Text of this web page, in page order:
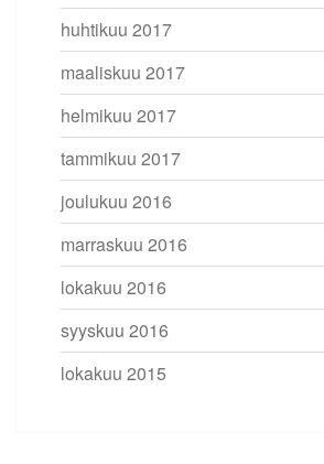
huhtikuu 2017
maaliskuu 2017
helmikuu 2017
tammikuu 2017
joulukuu 2016
marraskuu 2016
lokakuu 2016
syyskuu 2016
lokakuu 2015